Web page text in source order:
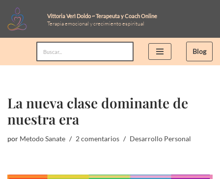
Saltar
al
Vittoria Verì Doldo ~ Terapeuta y Coach Online
Terapia emocional y crecimiento espiritual
Blog
La nueva clase dominante de
nuestra era
por Metodo Sanate 2 comentarios Desarrollo Personal